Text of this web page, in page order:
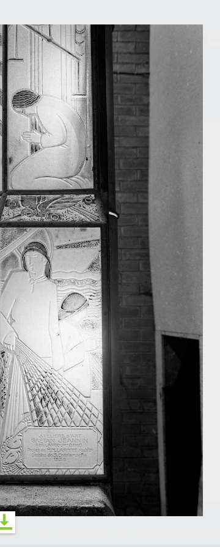
© PHOTOTHÈQUE INVENTAIRE HAUTS-DE-FRANCE 2026